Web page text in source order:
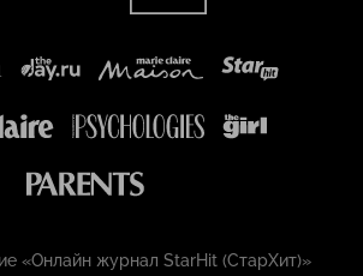
«Онлайн журнал StarHit (СтарХит)»